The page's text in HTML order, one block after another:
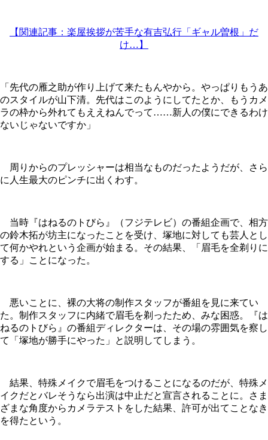
【関連記事：楽屋挨拶が苦手な有吉弘行「ギャル曽根」だ
け…】
「先代の雁之助が作り上げて来たもんやから。やっぱりもうあ
のスタイルが山下清。先代はこのようにしてたとか、もうカメ
ラの枠から外れてもええねんでって……新人の僕にできるわけ
ないじゃないですか」
周りからのプレッシャーは相当なものだったようだが、さら
に人生最大のピンチに出くわす。
当時『はねるのトびら』（フジテレビ）の番組企画で、相方
の鈴木拓が坊主になったことを受け、塚地に対しても芸人とし
て何かやれという企画が始まる。その結果、「眉毛を全剃りに
する」ことになった。
悪いことに、裸の大将の制作スタッフが番組を見に来てい
た。制作スタッフに内緒で眉毛を剃ったため、みな困惑。『は
ねるのトびら』の番組ディレクターは、その場の雰囲気を察し
て「塚地が勝手にやった」と説明してしまう。
結果、特殊メイクで眉毛をつけることになるのだが、特殊メ
イクだとバレそうなら出演は中止だと宣言されることに。さま
ざまな角度からカメラテストをした結果、許可が出てことなき
を得たという。